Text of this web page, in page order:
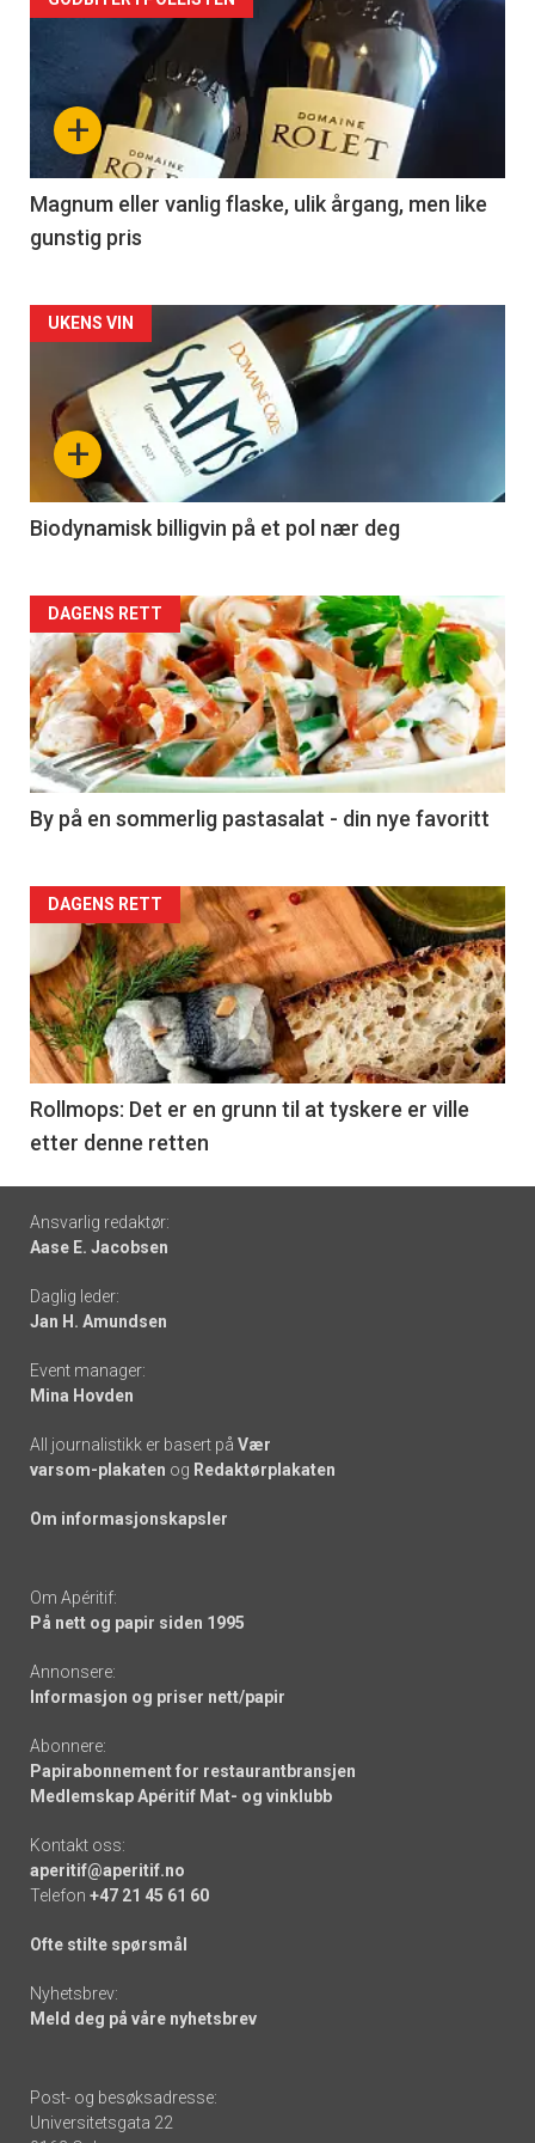
akkurat
nå
3
+
Magnum eller vanlig flaske, ulik årgang, men like
gunstig pris
Forsiden
akkurat
nå
4
+
UKENS VIN
Biodynamisk billigvin på et pol nær deg
Forsiden
akkurat
nå
-
5
DAGENS RETT
By på en sommerlig pastasalat - din nye favoritt
Forsiden
akkurat
nå
-
6
DAGENS RETT
Rollmops: Det er en grunn til at tyskere er ville
etter denne retten
Footer
-
links
Ansvarlig redaktør:
Aase E. Jacobsen
Daglig leder:
Jan H. Amundsen
Event manager:
Mina Hovden
All journalistikk er basert på Vær
varsom-plakaten og Redaktørplakaten
Om informasjonskapsler
Om Apéritif:
På nett og papir siden 1995
Annonsere:
Informasjon og priser nett/papir
Abonnere:
Papirabonnement for restaurantbransjen
Medlemskap Apéritif Mat- og vinklubb
Kontakt oss:
aperitif@aperitif.no
Telefon +47 21 45 61 60
Ofte stilte spørsmål
Nyhetsbrev:
Meld deg på våre nyhetsbrev
Post- og besøksadresse:
Universitetsgata 22